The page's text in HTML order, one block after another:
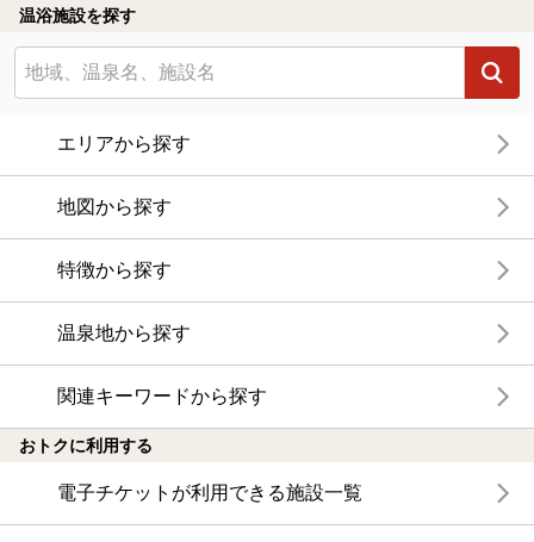
温浴施設を探す
エリアから探す
地図から探す
特徴から探す
温泉地から探す
関連キーワードから探す
おトクに利用する
電子チケットが利用できる施設一覧